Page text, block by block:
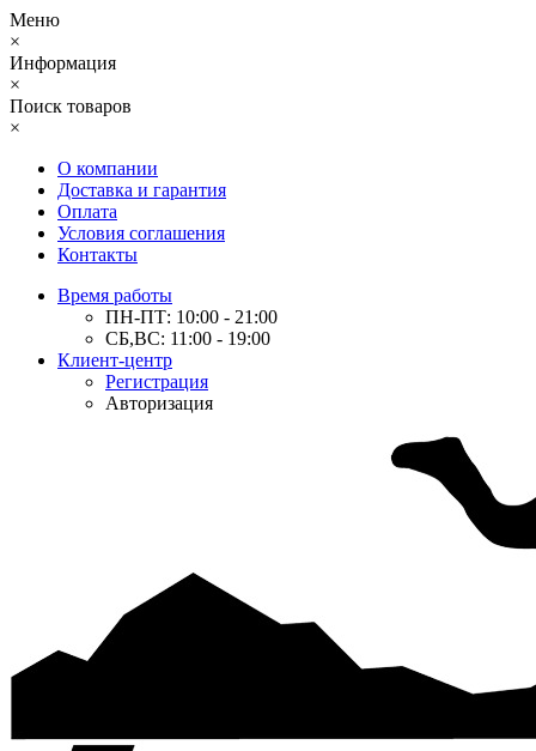
Меню
×
Информация
×
Поиск товаров
×
О компании
Доставка и гарантия
Оплата
Условия соглашения
Контакты
Время работы
ПН-ПТ: 10:00 - 21:00
СБ,ВС: 11:00 - 19:00
Клиент-центр
Регистрация
Авторизация